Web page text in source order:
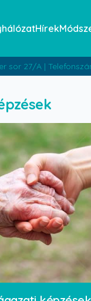
Hírek
sor 27/A |